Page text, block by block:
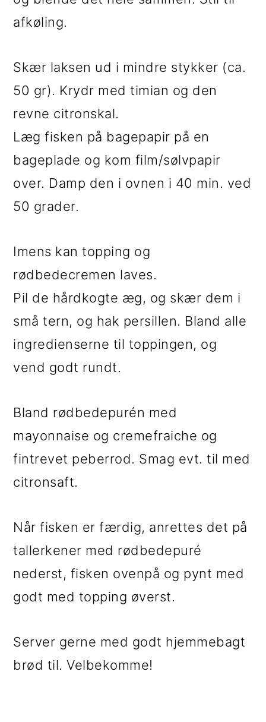
afkøling.
Skær laksen ud i mindre stykker (ca.
50 gr). Krydr med timian og den
revne citronskal.
Læg fisken på bagepapir på en
bageplade og kom film/sølvpapir
over. Damp den i ovnen i 40 min. ved
50 grader.
Imens kan topping og
rødbedecremen laves.
Pil de hårdkogte æg, og skær dem i
små tern, og hak persillen. Bland alle
ingredienserne til toppingen, og
vend godt rundt.
Bland rødbedepurén med
mayonnaise og cremefraiche og
fintrevet peberrod. Smag evt. til med
citronsaft.
Når fisken er færdig, anrettes det på
tallerkener med rødbedepuré
nederst, fisken ovenpå og pynt med
godt med topping øverst.
Server gerne med godt hjemmebagt
brød til. Velbekomme!